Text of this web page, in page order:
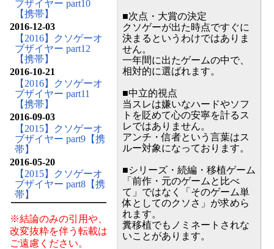
ブザイヤー part10
【携帯】
2016-12-03
【2016】クソゲーオ
ブザイヤー part12
【携帯】
2016-10-21
【2016】クソゲーオ
ブザイヤー part11
【携帯】
2016-09-03
【2015】クソゲーオ
ブザイヤー part9【携
帯】
2016-05-20
【2015】クソゲーオ
ブザイヤー part8【携
帯】
※結論のみの引用や、
改変抜粋を伴う転載は
ご遠慮ください。
■次点・大賞の決定
クソゲーが出た時点ですぐに
決まるというわけではありま
せん。
一年間に出たゲームの中で、
相対的に選ばれます。
■中立的視点
当スレは嫌いなハードやソフ
トを貶めて心の安寧を計るス
レではありません。
アンチ・信者という言葉はス
ルー対象になっております。
■シリーズ・続編・移植ゲーム
「前作・元のゲームと比べ
て」ではなく「そのゲーム単
体としてのクソさ」が求めら
れます。
糞移植でもノミネートされな
いことがあります。